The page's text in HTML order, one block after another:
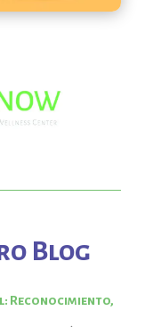
Blog
Reconocimiento,